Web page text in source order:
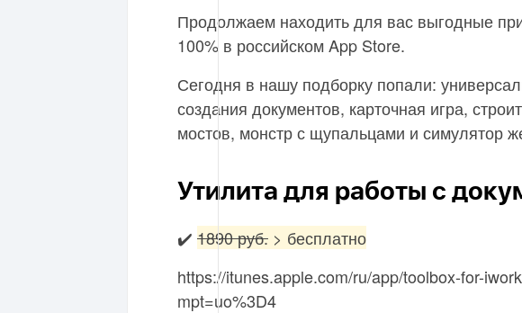
Продолжаем находить для вас выгодные
100% в российском App Store.
Сегодня в нашу подборку попали:
создания документов, карточная игра,
мостов, монстр с щупальцами и симулятор
Утилита для работы с
✔️ 1890 руб. > бесплатно
https://itunes.apple.com/ru/app/toolbox-for-
mpt=uo%3D4